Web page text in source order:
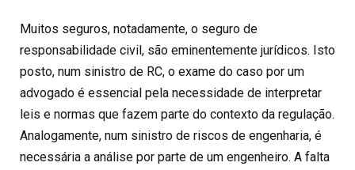
Muitos seguros, notadamente, o seguro de
responsabilidade civil, são eminentemente jurídicos. Isto
posto, num sinistro de RC, o exame do caso por um
advogado é essencial pela necessidade de interpretar
leis e normas que fazem parte do contexto da regulação.
Analogamente, num sinistro de riscos de engenharia, é
necessária a análise por parte de um engenheiro. A falta